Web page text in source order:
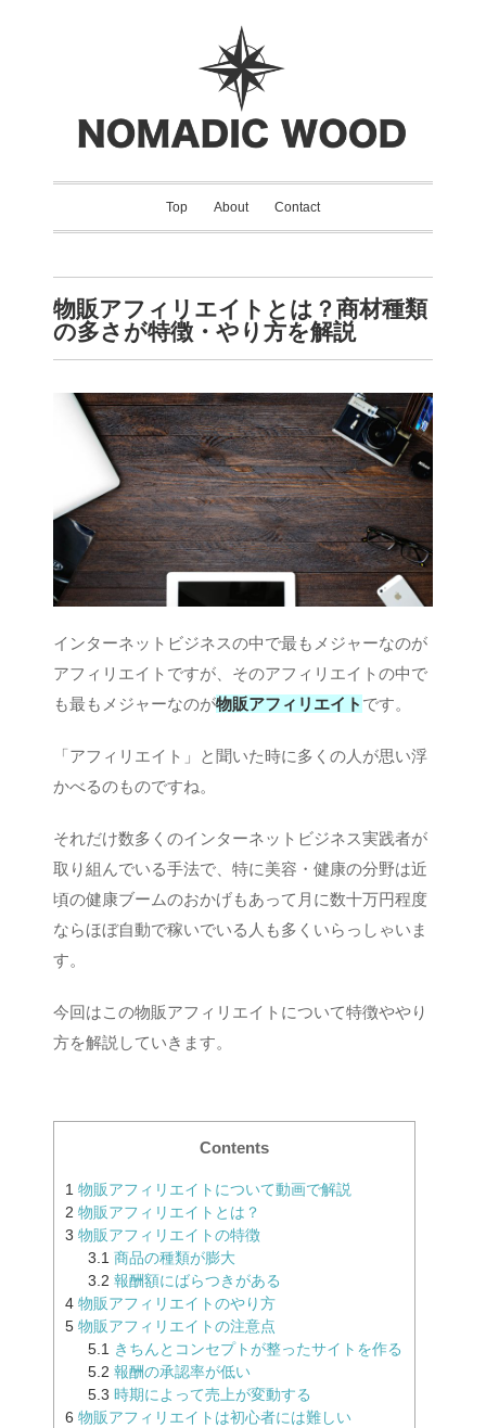
Top About Contact
物販アフィリエイトとは？商材種類
の多さが特徴・やり方を解説
インターネットビジネスの中で最もメジャーなのが
アフィリエイトですが、そのアフィリエイトの中で
も最もメジャーなのが物販アフィリエイト です。
「アフィリエイト」と聞いた時に多くの人が思い浮
かべるのものですね。
それだけ数多くのインターネットビジネス実践者が
取り組んでいる手法で、特に美容・健康の分野は近
頃の健康ブームのおかげもあって月に数十万円程度
ならほぼ自動で稼いでいる人も多くいらっしゃいま
す。
今回はこの物販アフィリエイトについて特徴ややり
方を解説していきます。
Contents
1 物販アフィリエイトについて動画で解説
2 物販アフィリエイトとは？
3 物販アフィリエイトの特徴
3.1 商品の種類が膨大
3.2 報酬額にばらつきがある
4 物販アフィリエイトのやり方
5 物販アフィリエイトの注意点
5.1 きちんとコンセプトが整ったサイトを作る
5.2 報酬の承認率が低い
5.3 時期によって売上が変動する
6 物販アフィリエイトは初心者には難しい